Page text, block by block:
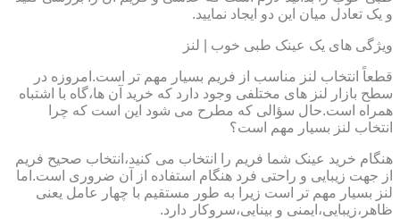
و یک تعادل میان این دو ایجاد نمایید.
ویژگی های یک عینک طبی خوب | لنز
قطعاً انتخاب لنز مناسب از فریم بسیار مهم تر است.امروزه در
سطح بازار لنز های مختلفی وجود دارد که خرید آن ها،گاه با اشتباه
همراه است.حال سؤالی که مطرح می شود این است که چرا
انتخاب لنز بسیار مهم است؟
هنگام خرید عینک شما فریم را انتخاب می کنید،انتخاب صحیح فریم
از جهت زیبایی و راحتی فرد هنگام استفاده از آن ضروری است.اما
لنز بسیار مهم تر است زیرا به طور مستقیم با چهار عامل یعنی
ظاهر،زیبایی،ایمنی و بینایی،سروکار دارد.